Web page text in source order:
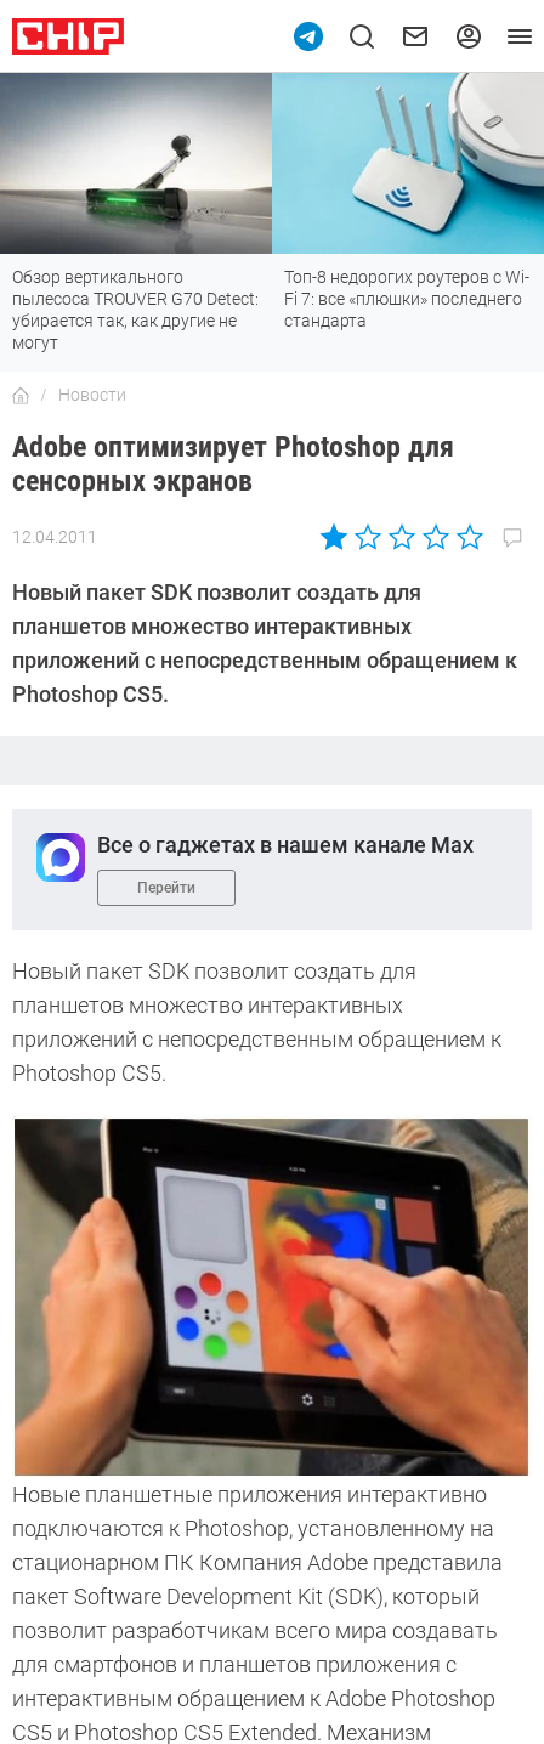
Обзор вертикального
пылесоса TROUVER G70 Detect:
убирается так, как другие не
могут
Топ-8 недорогих роутеров с Wi-
Fi 7: все «плюшки» последнего
стандарта
Новости
Adobe оптимизирует Photoshop для
сенсорных экранов
12.04.2011
Автор:
Новый пакет SDK позволит создать для
планшетов множество интерактивных
приложений с непосредственным обращением к
Photoshop CS5.
Все о гаджетах в нашем канале Max
Перейти
Новый пакет SDK позволит создать для
планшетов множество интерактивных
приложений с непосредственным обращением к
Photoshop CS5.
Новые планшетные приложения интерактивно
подключаются к Photoshop, установленному на
стационарном ПК Компания Adobe представила
пакет Software Development Kit (SDK), который
позволит разработчикам всего мира создавать
для смартфонов и планшетов приложения с
интерактивным обращением к Adobe Photoshop
CS5 и Photoshop CS5 Extended. Механизм